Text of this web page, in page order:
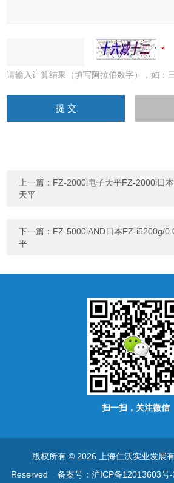
请输入计算结果（填写阿拉伯数字），如：
上一篇： FZ-2000i电子天平FZ-2000i日
天平
下一篇： FZ-5000iAND日本FZ-i5200g/
平
扫一扫，关注微信
版权所有 © 2026 上海仁沃实业发展
Reserved备案号：沪ICP备12013603号-